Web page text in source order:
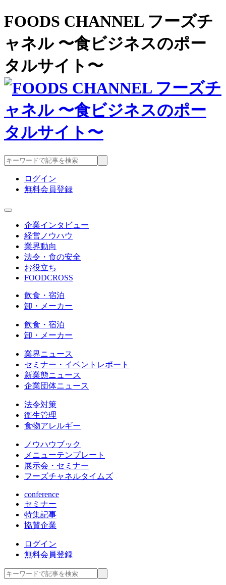
FOODS CHANNEL フーズチ
ャネル 〜食ビジネスのポー
タルサイト〜
ログイン
無料会員登録
企業インタビュー
経営ノウハウ
業界動向
法令・食の安全
お役立ち
FOODCROSS
飲食・宿泊
卸・メーカー
飲食・宿泊
卸・メーカー
業界ニュース
セミナー・イベントレポート
新業態ニュース
企業団体ニュース
法令対策
衛生管理
食物アレルギー
ノウハウブック
メニューテンプレート
展示会・セミナー
フーズチャネルタイムズ
conference
セミナー
特集記事
協賛企業
ログイン
無料会員登録